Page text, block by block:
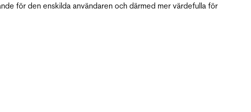
för den enskilda användaren och därmed mer värdefulla för